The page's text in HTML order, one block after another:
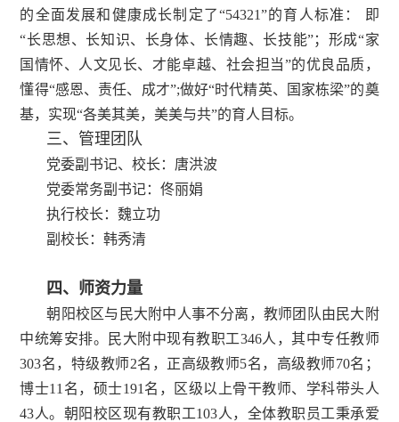
的全面发展和健康成长制定了“54321”的育人标准： 即
“长思想、长知识、长身体、长情趣、长技能”；形成“家
国情怀、人文见长、才能卓越、社会担当”的优良品质，
懂得“感恩、责任、成才”;做好“时代精英、国家栋梁”的奠
基，实现“各美其美，美美与共”的育人目标。
三、管理团队
党委副书记、校长：唐洪波
党委常务副书记：佟丽娟
执行校长：魏立功
副校长：韩秀清
四、师资力量
朝阳校区与民大附中人事不分离，教师团队由民大附
中统筹安排。
民大附中现有教职工346人，其中专任教师
303名，特级教师2名，正高级教师5名，高级教师70名；
博士11名，硕士191名，区级以上骨干教师、学科带头人
43人。 朝阳校区现有教职工103人，全体教职员工秉承爱